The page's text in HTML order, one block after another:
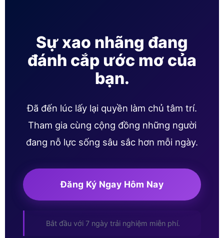
Sự xao nhãng đang
đánh cắp ước mơ của
bạn.
Đã đến lúc lấy lại quyền làm chủ tâm trí.
Tham gia cùng cộng đồng những người
đang nỗ lực sống sâu sắc hơn mỗi ngày.
Đăng Ký Ngay Hôm Nay
Bắt đầu với 7 ngày trải nghiệm miễn phí.